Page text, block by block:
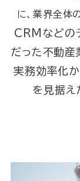
に、業界全体
CRMなどの
だった不動産
実務効率化
を見据え